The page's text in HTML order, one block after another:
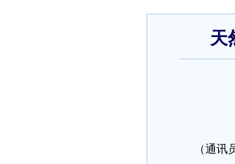
天
（通讯员